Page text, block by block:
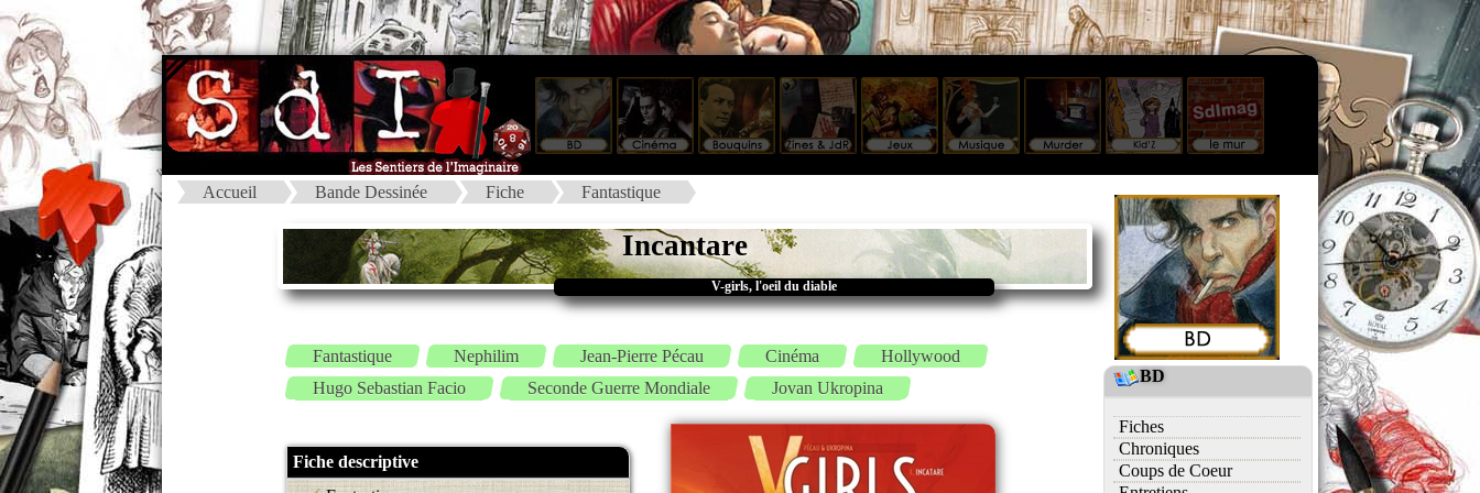
Accueil Bande Dessinée Fiche Fantastique
Incantare
V-girls, l'oeil du diable
Fantastique Nephilim Jean-Pierre Pécau Cinéma
Hollywood
Hugo Sebastian Facio
Seconde Guerre Mondiale Jovan Ukropina
Fiche descriptive
BD
Fiches
Chroniques
Coups de Coeur